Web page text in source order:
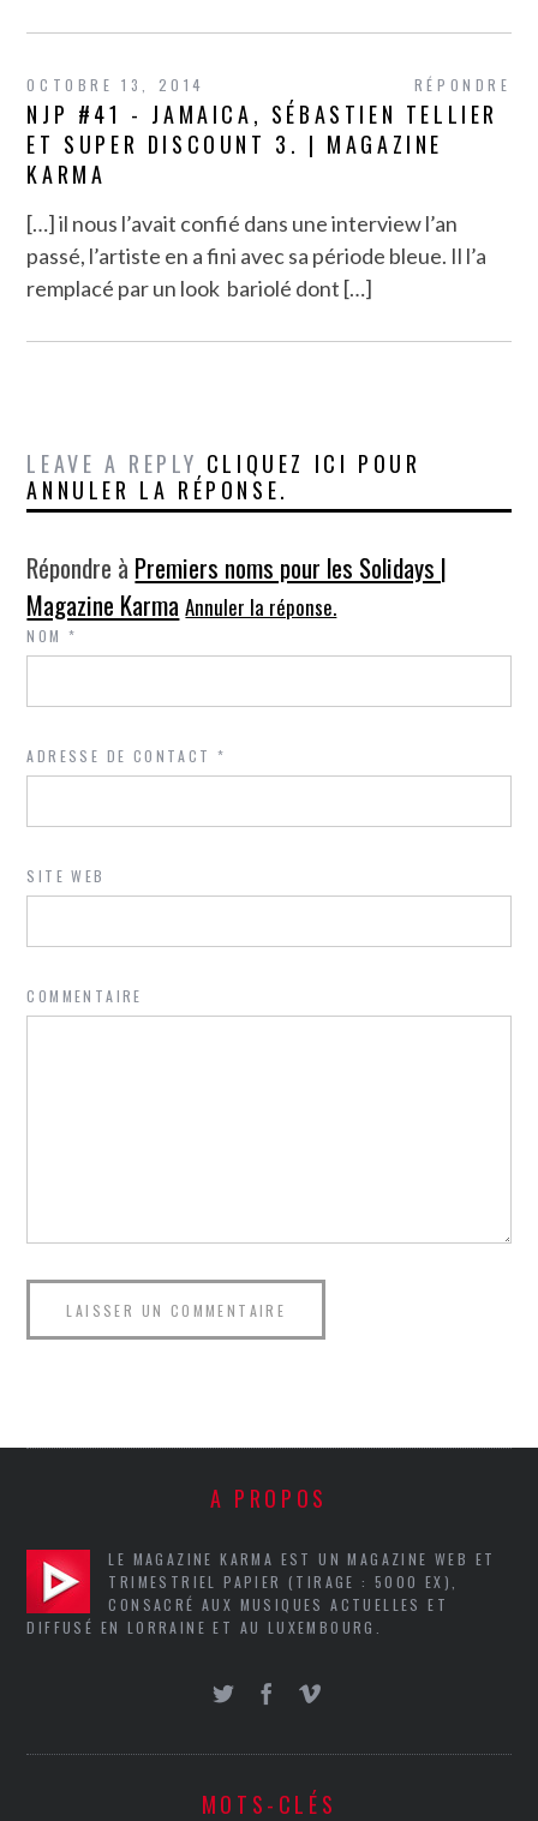
RÉPONDRE
OCTOBRE 13, 2014
NJP #41 - JAMAICA, SÉBASTIEN TELLIER
ET SUPER DISCOUNT 3. | MAGAZINE
KARMA
[…] il nous l’avait confié dans une interview l’an
passé, l’artiste en a fini avec sa période bleue. Il l’a
remplacé par un look bariolé dont […]
LEAVE A REPLY CLIQUEZ ICI POUR
ANNULER LA RÉPONSE.
Répondre à Premiers noms pour les Solidays |
Magazine Karma Annuler la réponse.
NOM*
ADRESSE DE CONTACT*
SITE WEB
COMMENTAIRE
A PROPOS
LE MAGAZINE KARMA EST UN MAGAZINE WEB ET
TRIMESTRIEL PAPIER (TIRAGE : 5000 EX),
CONSACRÉ AUX MUSIQUES ACTUELLES ET
DIFFUSÉ EN LORRAINE ET AU LUXEMBOURG.
MOTS-CLÉS